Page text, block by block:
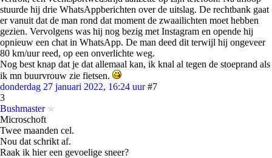
stuurde hij drie WhatsAppberichten over de uitslag. De rechtbank gaat
er vanuit dat de man rond dat moment de zwaailichten moet hebben
gezien. Vervolgens was hij nog bezig met Instagram en opende hij
opnieuw een chat in WhatsApp. De man deed dit terwijl hij ongeveer
80 km/uur reed, op een onverlichte weg.
Nog best knap dat je dat allemaal kan, ik knal al tegen de stoeprand als
ik mn buurvrouw zie fietsen.
donderdag 27 januari 2022, 16:24 uur #7
3
Bushmaster
Microschoft
Twee maanden cel.
Nou dat schrikt af.
Raak ik hier een gevoelige sneer?